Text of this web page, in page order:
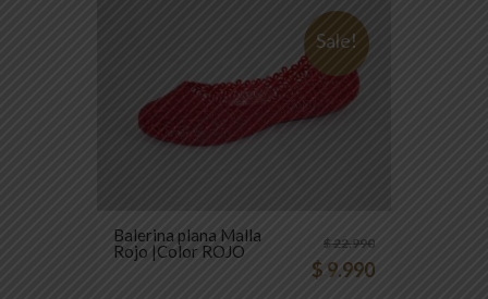
Sale!
Balerina plana Malla
Rojo |Color ROJO
$22.990
$ 9.990